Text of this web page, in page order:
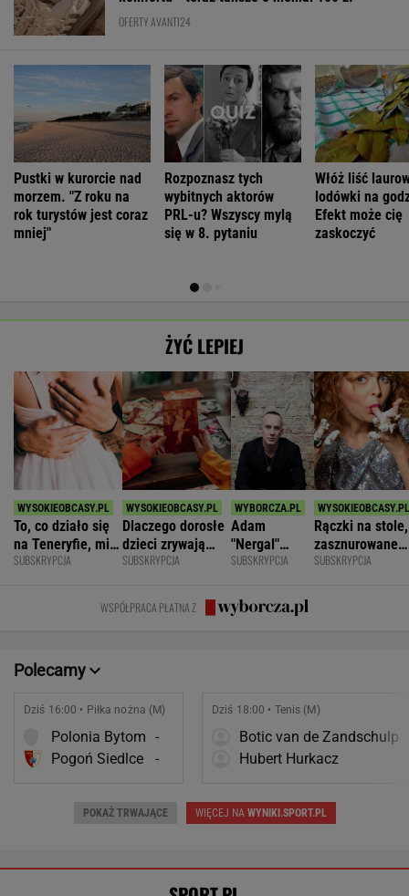
OFERTY AVANTI24
Pustki w kurorcie nad
morzem. "Z roku na
rok turystów jest coraz
mniej"
Rozpoznasz tych
wybitnych aktorów
PRL-u? Wszyscy mylą
się w 8. pytaniu
Włóż liść
lodówki na
Efekt może cię
zaskoczyć
ŻYĆ LEPIEJ
To, co działo się
na Teneryfie, mi
się należało. Nie
SUBSKRYPCJA
Dlaczego dorosłe
dzieci zrywają
kontakt z
SUBSKRYPCJA
Adam
"Nergal"
Darski: Ja
terapię, a
większość
SUBSKRYPCJA
Rączki na stole,
zasznurowane
usta. Byłam
SUBSKRYPCJA
WSPÓŁPRACA PŁATNA Z
Polecamy
Dziś 16:00 • Piłka nożna (M)
Polonia Bytom -
Pogoń Siedlce
-
Dziś 18:00 • Tenis (M)
Botic van de Zandschulp
Hubert Hurkacz
POKAŻ TRWAJĄCE WIĘCEJ NAWYNIKI.SPORT.PL